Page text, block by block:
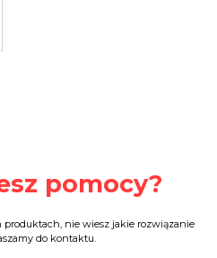
pomocy?
nie wiesz jakie rozwiązanie
do kontaktu.